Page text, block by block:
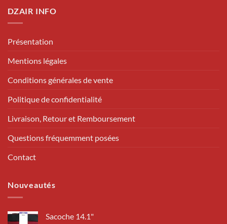
DZAIR INFO
Présentation
Mentions légales
Conditions générales de vente
Politique de confidentialité
Livraison, Retour et Remboursement
Questions fréquemment posées
Contact
Nouveautés
Sacoche 14.1"